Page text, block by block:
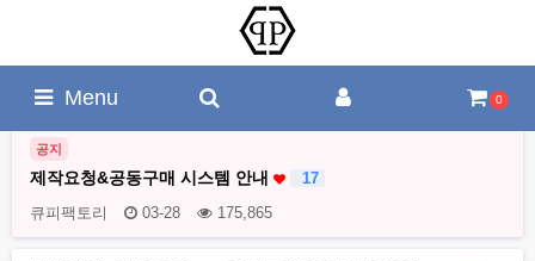
Menu 0
공지
제작요청&공동구매 시스템 안내
17
큐피팩토리
03-28 175,865